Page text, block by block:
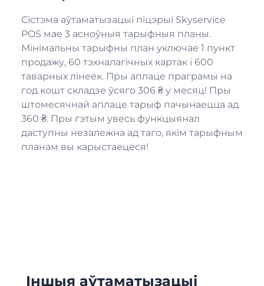
Сістэма аўтаматызацыі піцэрыі Skyservice
POS мае 3 асноўныя тарыфныя планы.
Мінімальны тарыфны план уключае 1 пункт
продажу, 60 тэхналагічных картак і 600
таварных лінеек. Пры аплаце праграмы на
год кошт складзе ўсяго 306 ₴ у месяц! Пры
штомесячнай аплаце тарыф пачынаецца ад
360 ₴. Пры гэтым увесь функцыянал
даступны незалежна ад таго, якім тарыфным
планам вы карыстаецеся!
Іншыя аўтаматызацыі